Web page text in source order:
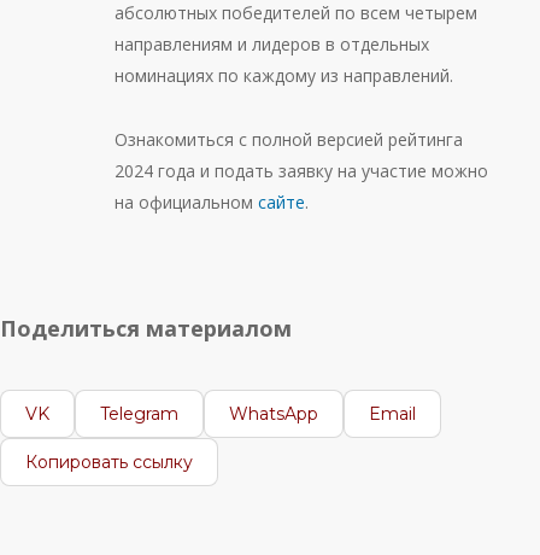
абсолютных победителей по всем четырем
направлениям и лидеров в отдельных
номинациях по каждому из направлений.
Ознакомиться с полной версией рейтинга
2024 года и подать заявку на участие можно
на официальном сайте.
Поделиться материалом
VK Telegram WhatsApp Email
Копировать ссылку